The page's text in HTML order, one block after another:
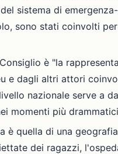
sistema di
sono stati coinvolti
è "la
e dagli altri attori
nazionale serve a
momenti più
quella di una
dei ragazzi,